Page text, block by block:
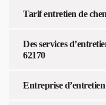
Tarif entretien de
Des services
62170
Entreprise